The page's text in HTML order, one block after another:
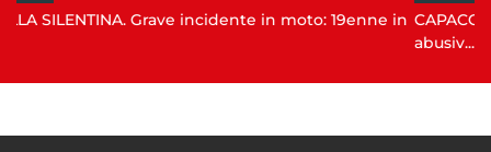
Grave incidente in moto: 19enne in
CAPACCIO PAESTUM.